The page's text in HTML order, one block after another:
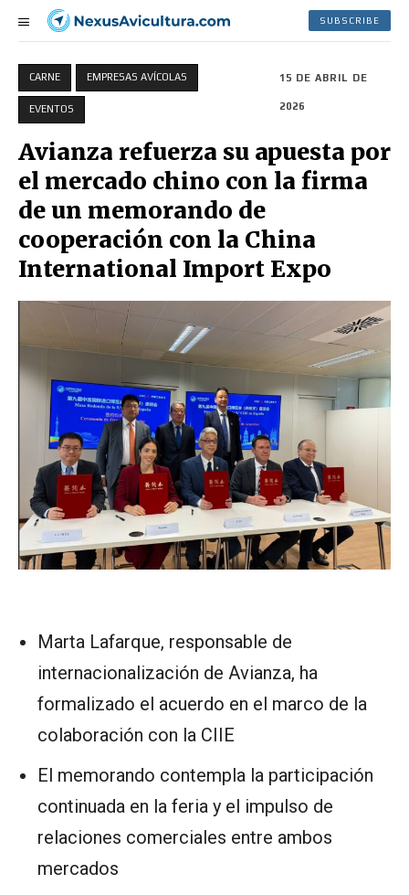
SUBSCRIBE
CARNE EMPRESAS AVÍCOLAS
EVENTOS
15 DE ABRIL DE
2026
Avianza refuerza su apuesta por
el mercado chino con la firma
de un memorando de
cooperación con la China
International Import Expo
Marta Lafarque, responsable de
internacionalización de Avianza, ha
formalizado el acuerdo en el marco de la
colaboración con la CIIE
El memorando contempla la participación
continuada en la feria y el impulso de
relaciones comerciales entre ambos
mercados